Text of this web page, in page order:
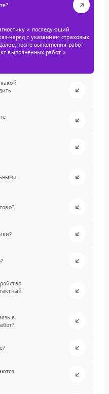
и последующий
наряд с указанием страховых
после выполнения работ
выполненных работ и
в